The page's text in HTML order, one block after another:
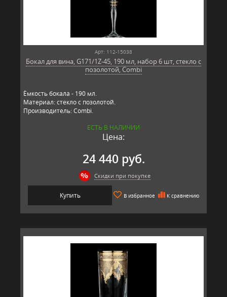
Арт: 112-15038
Бокал для вина, G171/1Z-45, 190 мл, набор 6 шт, стекло с
позолотой, Combi
Ёмкость бокала - 190 мл.
Материал: стекло с позолотой.
Производитель: Combi.
ЕСТЬ В НАЛИЧИИ
Цена:
24 440 руб.
Скидки при покупке
Купить В избранное К сравнению